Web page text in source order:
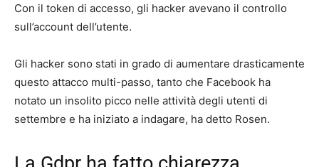
Con il token di accesso, gli hacker avevano il controllo
sull’account dell’utente.
Gli hacker sono stati in grado di aumentare drasticamente
questo attacco multi-passo, tanto che Facebook ha
notato un insolito picco nelle attività degli utenti di
settembre e ha iniziato a indagare, ha detto Rosen.